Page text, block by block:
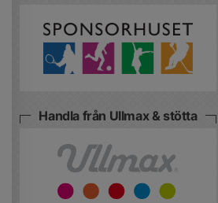
Handla från Ullmax & stötta